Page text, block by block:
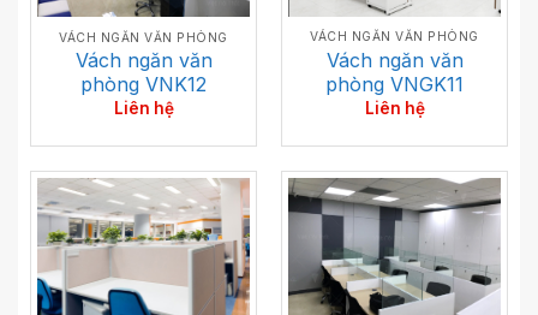
VÁCH NGĂN VĂN PHÒNG
Vách ngăn văn
phòng VNK12
Liên hệ
VÁCH NGĂN VĂN PHÒNG
Vách ngăn văn
phòng VNGK11
Liên hệ